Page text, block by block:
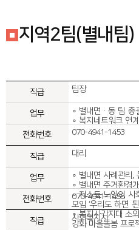
지역2팀(별내팀)
팀장
∘ 별내면·동 팀 총
∘ 복지네트워크 연
070-4941-1453
대리
∘ 별내면 사례관리,
∘ 별내면 주거환경
∘ 저소득 노인의 사
모임 ‘우리도 하면
∘ 복지사각지대 소
강화 마을돌봄 프로
070-4941-1458
사회복지사